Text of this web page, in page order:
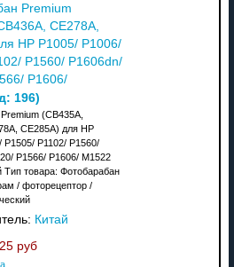
Premium
CE278A,
HP P1005/ P1006/
P1560/ P1606dn/
P1606/
196)
(CB435A,
CE285A) для HP
P1505/ P1102/ P1560/
P1566/ P1606/ M1522
товара: Фотобарабан
/ фоторецептор /
Китай
руб